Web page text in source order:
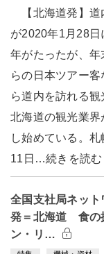
【北海道発】道
が2020年1月28
年がたったが、
らの日本ツアー
ら道内を訪れる観
北海道の観光業
し始めている。
11日…続きを読む
全国支社局ネッ
発＝北海道 食の
ン・リ…